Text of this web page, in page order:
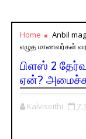
Home Anbil
எழுத மாணவர்கள்
பிளஸ் 2
ஏன்?
Kalviseithi